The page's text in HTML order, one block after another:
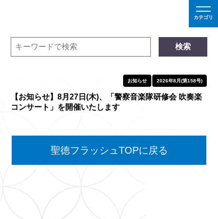
カテゴリ
検索
お知らせ 2026年8月(第158号)
【お知らせ】8月27日(木)、「警察音楽隊研修会 吹奏楽
コンサート」を開催いたします
聖徳フラッシュTOPに戻る